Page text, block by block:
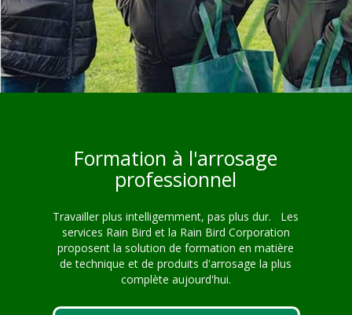
Formation à l'arrosage
professionnel
Travailler plus intelligemment, pas plus dur. Les
services Rain Bird et la Rain Bird Corporation
proposent la solution de formation en matière
de technique et de produits d'arrosage la plus
complète aujourd'hui.